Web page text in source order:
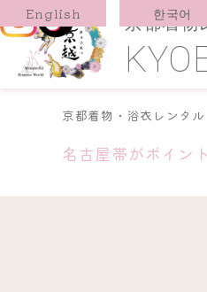
京都着物
English 한국어
京都着物・浴衣レンタ
名古屋帯がポイン